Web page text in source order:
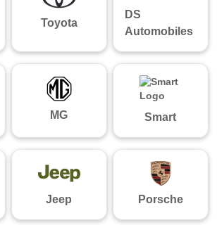
Toyota
DS
Automobiles
MG Smart
Jeep Porsche